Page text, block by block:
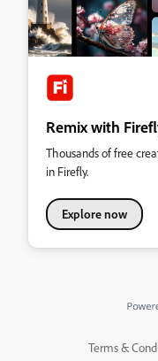
Remix with
Thousands of free
in Firefly.
Explore now
Terms &